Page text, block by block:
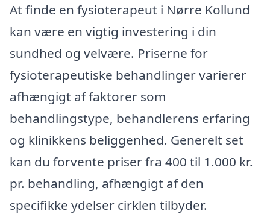
At finde en fysioterapeut i Nørre Kollund
kan være en vigtig investering i din
sundhed og velvære. Priserne for
fysioterapeutiske behandlinger varierer
afhængigt af faktorer som
behandlingstype, behandlerens erfaring
og klinikkens beliggenhed. Generelt set
kan du forvente priser fra 400 til 1.000 kr.
pr. behandling, afhængigt af den
specifikke ydelser cirklen tilbyder.